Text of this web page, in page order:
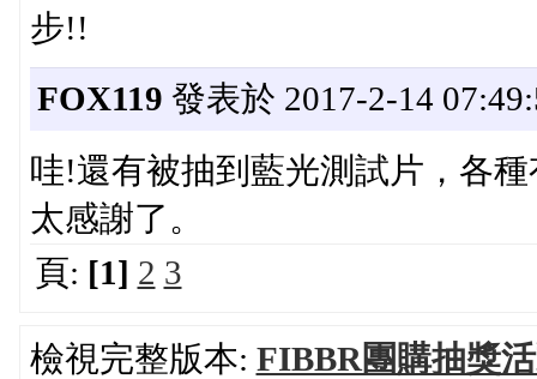
步!!
FOX119 發表於 2017-2-14
哇!還有被抽到藍光測試片，各
太感謝了。
頁: [1] 2 3
檢視完整版本: FIBBR團購抽獎